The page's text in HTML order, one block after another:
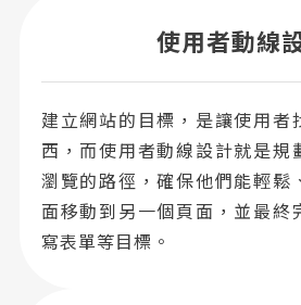
使用者動線
建立網站的目標，是讓使用者
西，而使用者動線設計就是規
瀏覽的路徑，確保他們能輕鬆
面移動到另一個頁面，並最終
寫表單等目標。